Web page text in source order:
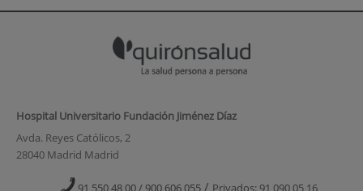
Hospital Universitario Fundación Jiménez Díaz
Avda. Reyes Católicos, 2
28040 Madrid Madrid
91 550 48 00 / 900 606 055 / Privados: 91 090 05 16